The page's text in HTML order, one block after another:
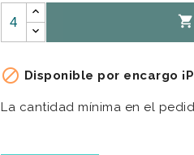

 Disponible por encargo
La cantidad mínima en el